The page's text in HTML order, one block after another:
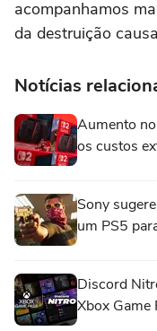
acompanhamos
da destruição
Notícias
Aumento
os custos
Sony
um PS5
Discord
Xbox Game